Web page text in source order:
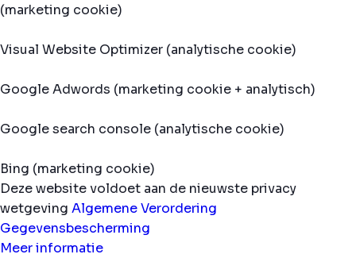
(marketing cookie)
Visual Website Optimizer (analytische cookie)
Google Adwords (marketing cookie + analytisch)
Google search console (analytische cookie)
Bing (marketing cookie)
Deze website voldoet aan de nieuwste privacy
wetgeving Algemene Verordering
Gegevensbescherming
Meer informatie